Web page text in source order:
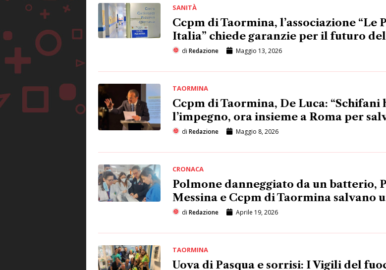
SANITÀ
Ccpm di Taormina, l’associazione “Le
Italia” chiede garanzie per il futuro
di Redazione Maggio 13, 2026
TAORMINA
Ccpm di Taormina, De Luca: “Schifani
l’impegno, ora insieme a Roma per
di Redazione Maggio 8, 2026
CRONACA
Polmone danneggiato da un batterio,
Messina e Ccpm di Taormina salvano
di Redazione Aprile 19, 2026
TAORMINA
Uova di Pasqua e sorrisi: I Vigili del